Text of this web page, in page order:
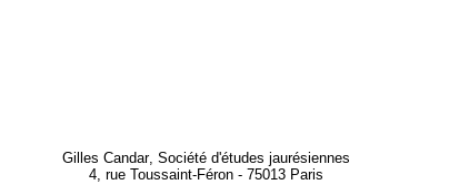
Gilles Candar, Société d'études jaurésiennes
4, rue Toussaint-Féron - 75013 Paris